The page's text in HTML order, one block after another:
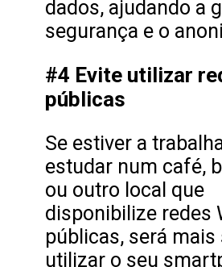
dados, ajudando a
segurança e o
#4 Evite utilizar
públicas
Se estiver a
estudar num café,
ou outro local que
disponibilize redes
públicas, será mais
utilizar o seu